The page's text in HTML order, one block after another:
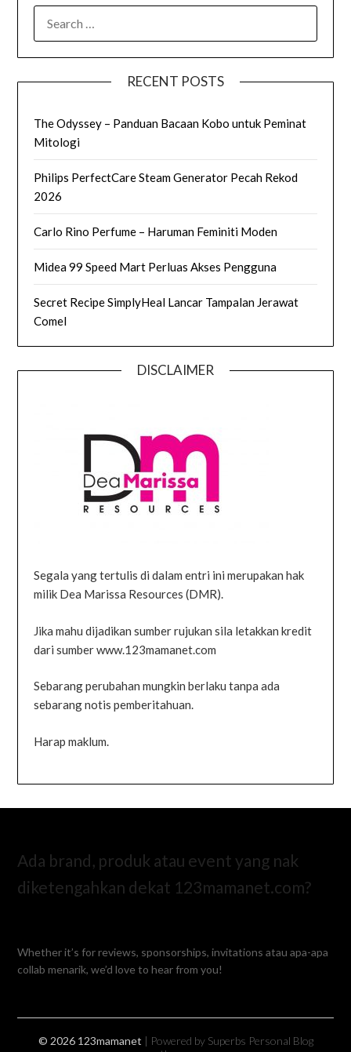
FOR:
RECENT POSTS
The Odyssey – Panduan Bacaan Kobo untuk Peminat
Mitologi
Philips PerfectCare Steam Generator Pecah Rekod
2026
Carlo Rino Perfume – Haruman Feminiti Moden
Midea 99 Speed Mart Perluas Akses Pengguna
Secret Recipe SimplyHeal Lancar Tampalan Jerawat
Comel
DISCLAIMER
Segala yang tertulis di dalam entri ini merupakan hak
milik Dea Marissa Resources (DMR).
Jika mahu dijadikan sumber rujukan sila letakkan kredit
dari sumber www.123mamanet.com
Sebarang perubahan mungkin berlaku tanpa ada
sebarang notis pemberitahuan.
Harap maklum.
Ada brand, produk atau event yang nak
diketengahkan dekat 123mamanet.com?
Whether it’s for reviews, sponsorships, invitations atau apa-apa
collab menarik, we’d love to hear from you!
© 2026 123mamanet | Powered by Superbs Personal Blog